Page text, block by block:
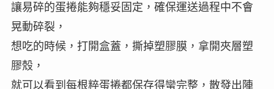
讓易碎的蛋捲能夠穩妥固定，確保運送過程中不會
晃動碎裂，
想吃的時候，打開盒蓋，撕掉塑膠膜，拿開夾層塑
膠殼，
就可以看到每根粹蛋捲都保存得蠻完整，散發出陣